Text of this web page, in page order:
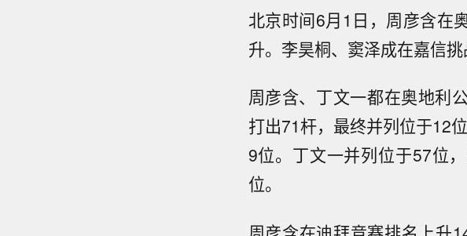
北京时间6月1日，周彦含在
升。李昊桐、窦泽成在嘉信
周彦含、丁文一都在奥地利
打出71杆，最终并列位于12
9位。丁文一并列位于57位
位。